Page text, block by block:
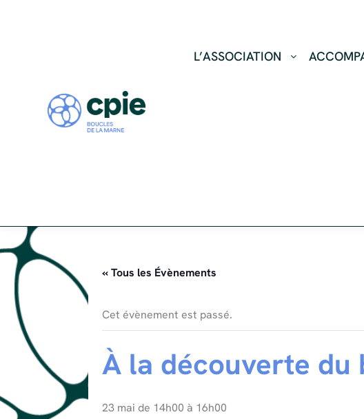
L’ASSOCIATION
« Tous les Évènements
Cet évènement est passé.
À la découverte du
23 mai de 14h00 à 16h00